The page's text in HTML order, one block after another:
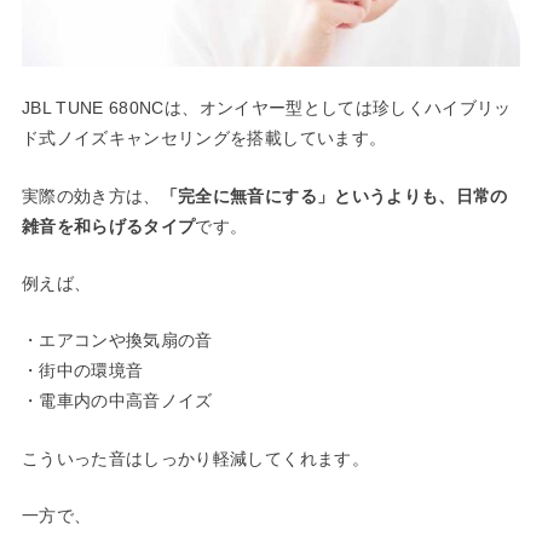
JBL TUNE 680NCは、オンイヤー型としては珍しくハイブリッ
ド式ノイズキャンセリングを搭載しています。
実際の効き方は、
「完全に無音にする」というよりも、日常の
雑音を和らげるタイプです。
例えば、
・エアコンや換気扇の音
・街中の環境音
・電車内の中高音ノイズ
こういった音はしっかり軽減してくれます。
一方で、